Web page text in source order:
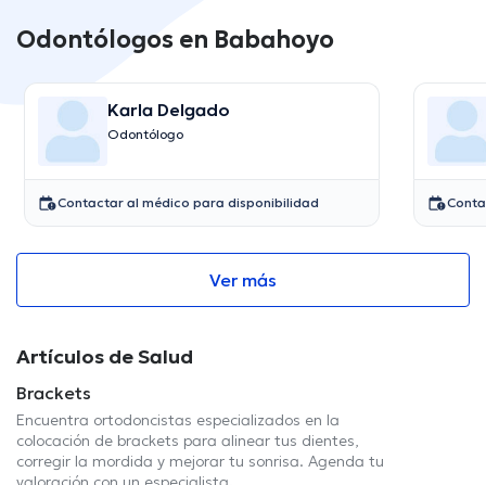
Odontólogos en Babahoyo
Karla Delgado
Odontólogo
Contactar al médico para disponibilidad
Ver más
Artículos de Salud
Brackets
Encuentra ortodoncistas especializados en la
colocación de brackets para alinear tus dientes,
corregir la mordida y mejorar tu sonrisa. Agenda tu